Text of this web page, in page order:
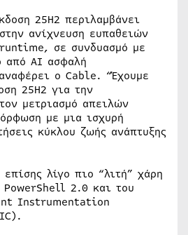
25H2 περιλαμβάνει
ανίχνευση ευπαθειών
σε συνδυασμό με
από AI ασφαλή
ο Cable. “Έχουμε
25H2 για την
μετριασμό απειλών
με μια ισχυρή
κύκλου ζωής ανάπτυξης
λίγο πιο “λιτή” χάρη
PowerShell 2.0 και του
Instrumentation